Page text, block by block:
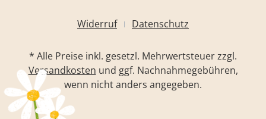
Widerruf Datenschutz
* Alle Preise inkl. gesetzl. Mehrwertsteuer zzgl.
Versandkosten und ggf. Nachnahmegebühren,
wenn nicht anders angegeben.